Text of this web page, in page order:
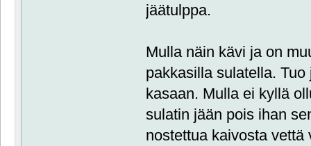
jäätulppa.
Mulla näin kävi ja on
pakkasilla sulatella.
kasaan. Mulla ei kyllä
sulatin jään pois ihan
nostettua kaivosta